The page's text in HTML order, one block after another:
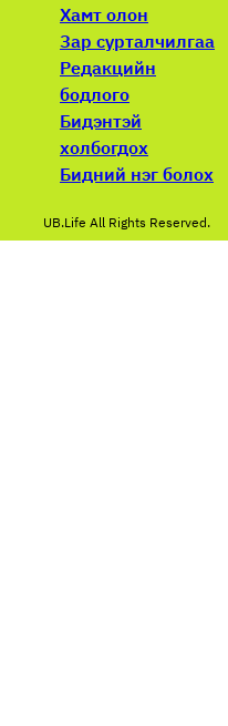
Хамт олон
Зар сурталчилгаа
Редакцийн
бодлого
Бидэнтэй
холбогдох
Бидний нэг болох
UB.Life All Rights Reserved.